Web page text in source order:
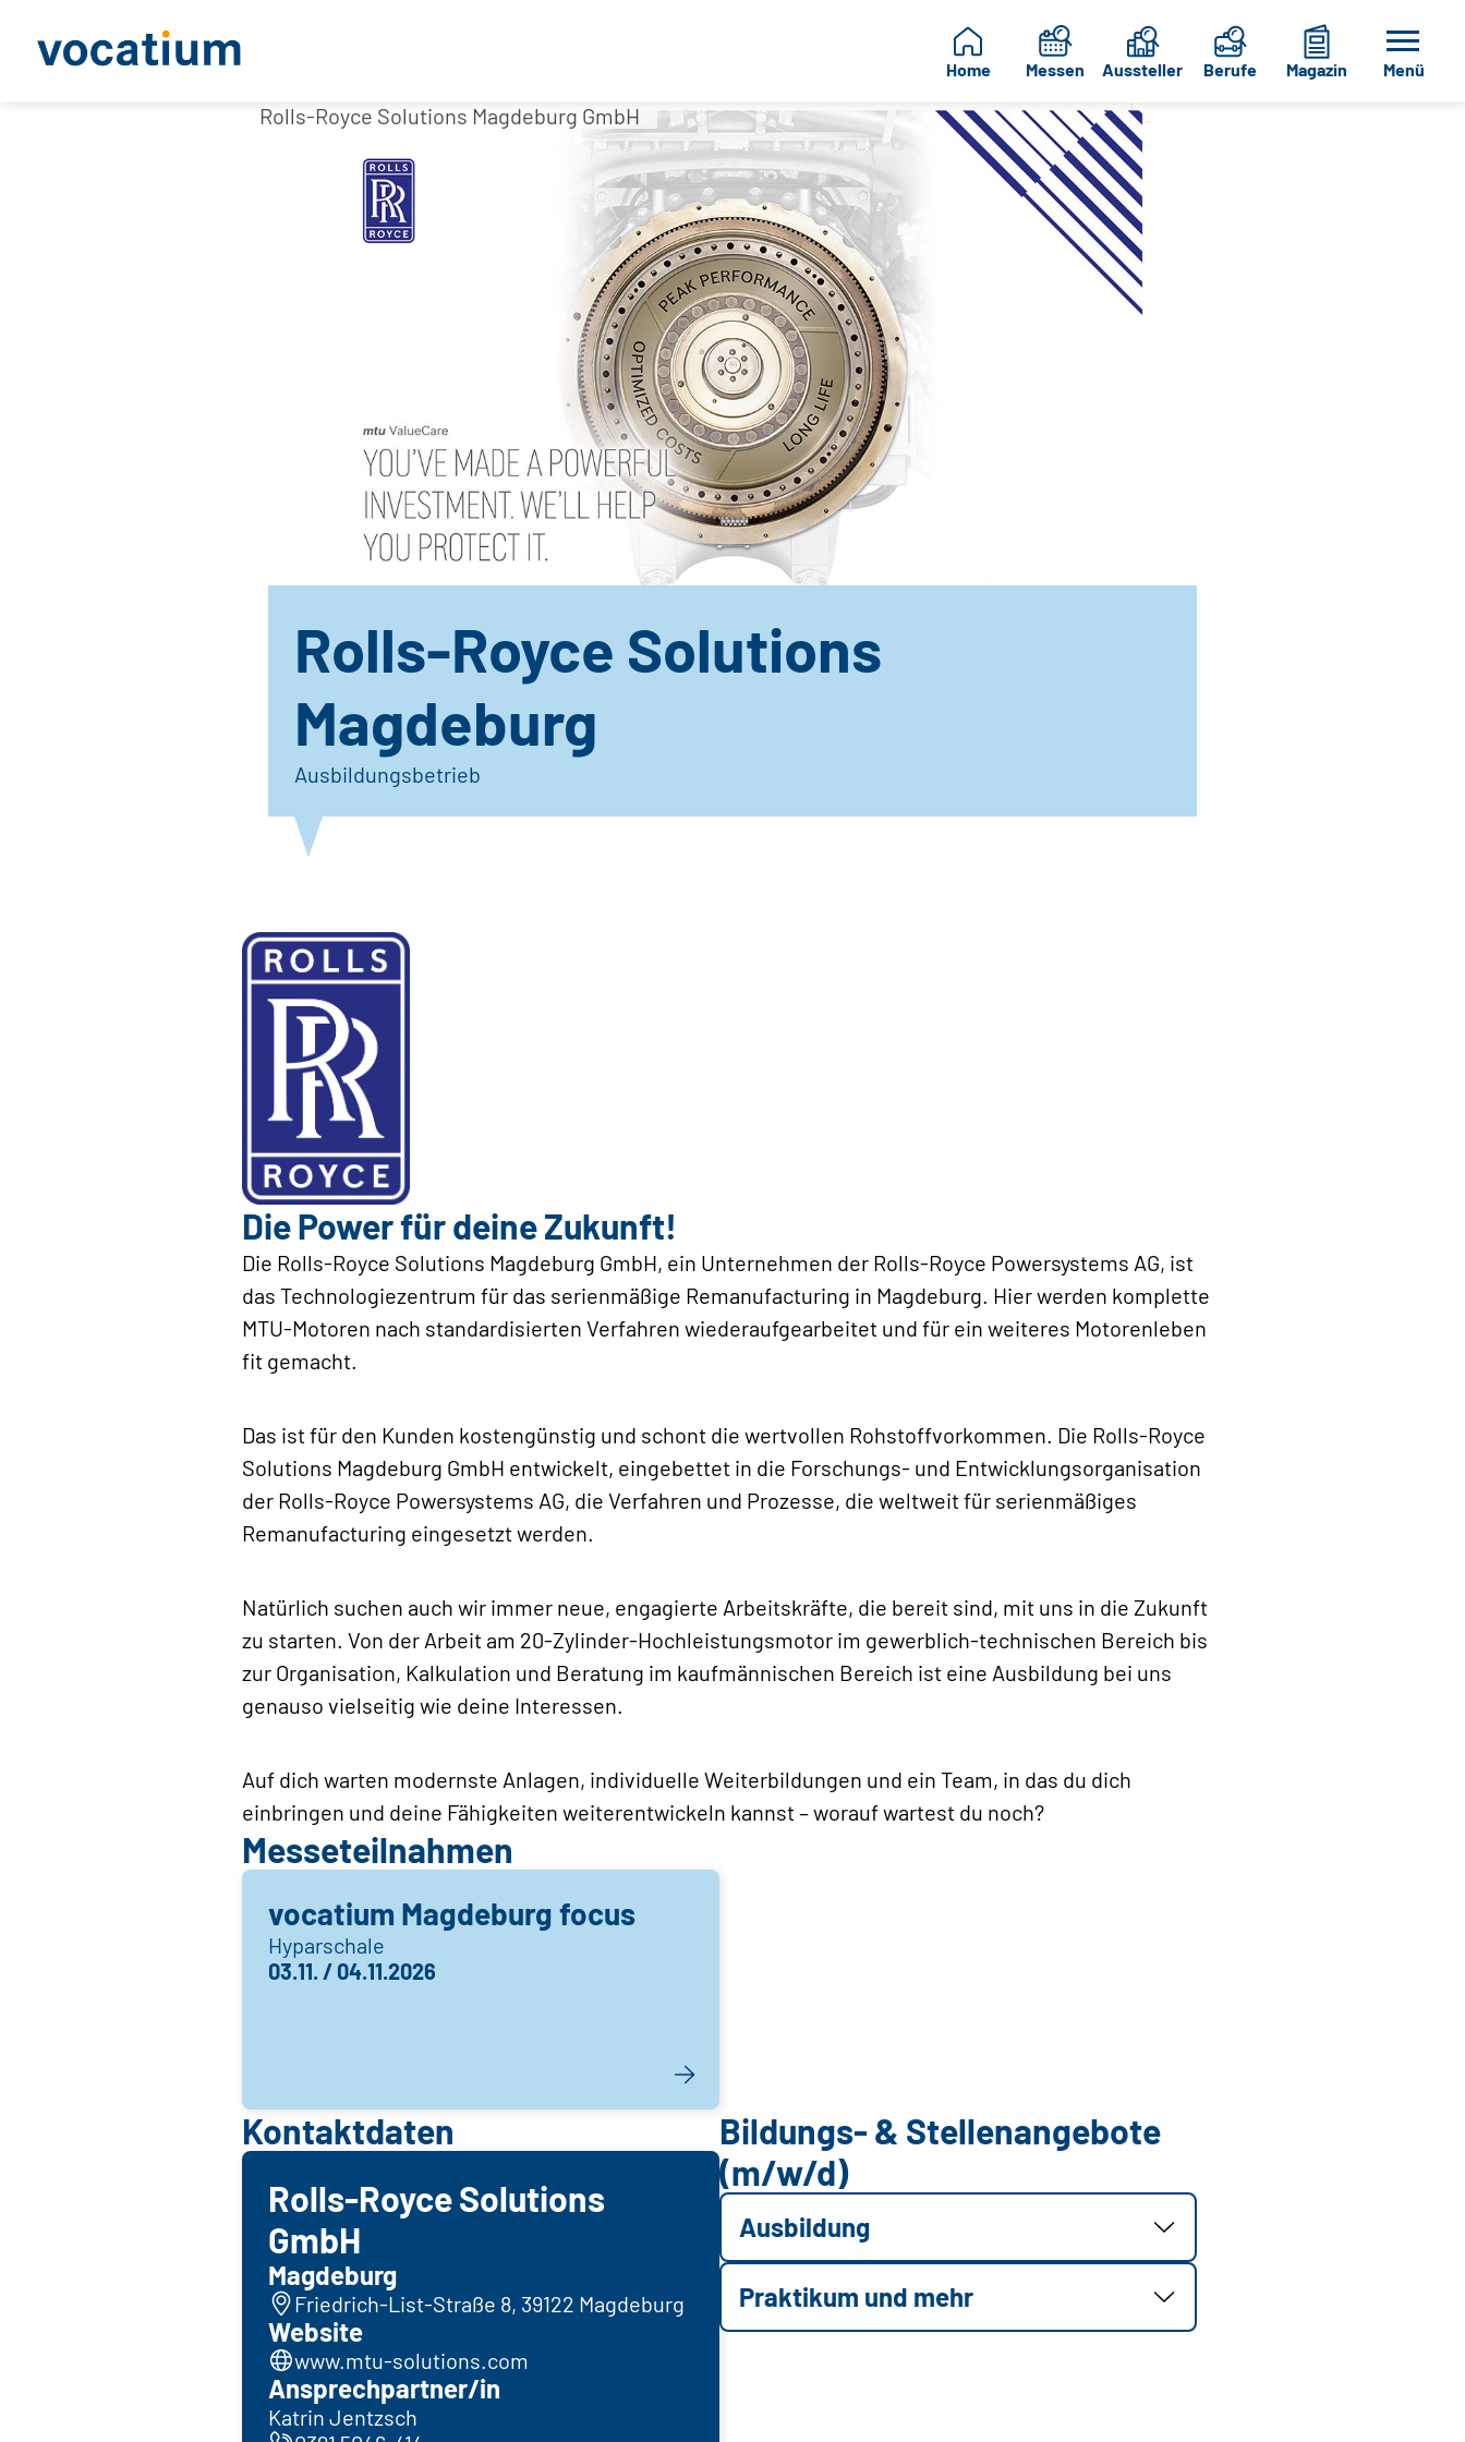
Home Messen Aussteller Berufe Magazin Menü
Rolls-Royce Solutions Magdeburg GmbH
Rolls-Royce Solutions
Magdeburg
Ausbildungsbetrieb
Die Power für deine Zukunft!
Die Rolls-Royce Solutions Magdeburg GmbH, ein Unternehmen der Rolls-Royce Powersystems AG, ist
das Technologiezentrum für das serienmäßige Remanufacturing in Magdeburg. Hier werden komplette
MTU-Motoren nach standardisierten Verfahren wiederaufgearbeitet und für ein weiteres Motorenleben
fit gemacht.
Das ist für den Kunden kostengünstig und schont die wertvollen Rohstoffvorkommen. Die Rolls-Royce
Solutions Magdeburg GmbH entwickelt, eingebettet in die Forschungs- und Entwicklungsorganisation
der Rolls-Royce Powersystems AG, die Verfahren und Prozesse, die weltweit für serienmäßiges
Remanufacturing eingesetzt werden.
Natürlich suchen auch wir immer neue, engagierte Arbeitskräfte, die bereit sind, mit uns in die Zukunft
zu starten. Von der Arbeit am 20-Zylinder-Hochleistungsmotor im gewerblich-technischen Bereich bis
zur Organisation, Kalkulation und Beratung im kaufmännischen Bereich ist eine Ausbildung bei uns
genauso vielseitig wie deine Interessen.
Auf dich warten modernste Anlagen, individuelle Weiterbildungen und ein Team, in das du dich
einbringen und deine Fähigkeiten weiterentwickeln kannst – worauf wartest du noch?
Messeteilnahmen
vocatium Magdeburg focus
Hyparschale
03.11. / 04.11.2026
Kontaktdaten
Rolls-Royce Solutions
GmbH
Magdeburg
Friedrich-List-Straße 8, 39122 Magdeburg
Website
www.mtu-solutions.com
Ansprechpartner/in
Katrin Jentzsch
Bildungs- & Stellenangebote
(m/w/d)
Ausbildung
Praktikum und mehr